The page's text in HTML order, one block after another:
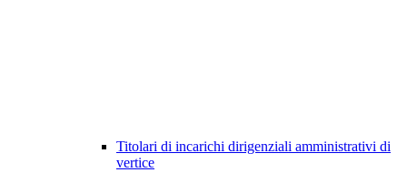
Titolari di incarichi dirigenziali amministrativi di
vertice